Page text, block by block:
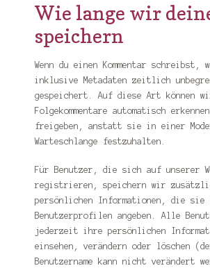
Wie lange wir
speichern
Wenn du einen Kommentar schreibst,
inklusive Metadaten zeitlich
gespeichert. Auf diese Art können
Folgekommentare automatisch
freigeben, anstatt sie in einer
Warteschlange festzuhalten.
Für Benutzer, die sich auf unserer
registrieren, speichern wir
persönlichen Informationen, die
Benutzerprofilen angeben. Alle
jederzeit ihre persönlichen
einsehen, verändern oder löschen
Benutzername kann nicht verändert